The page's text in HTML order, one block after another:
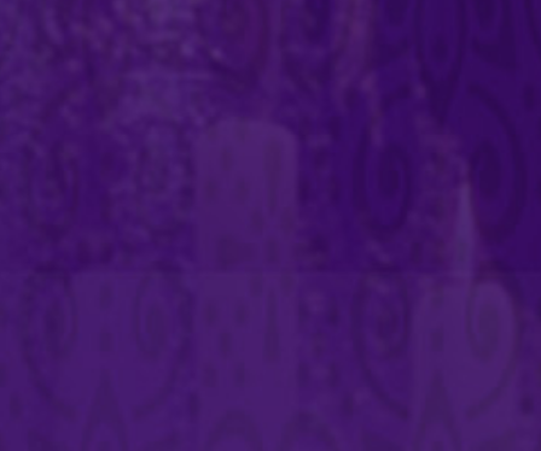
Jesús Nazareno